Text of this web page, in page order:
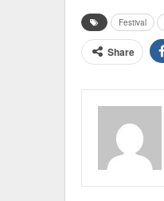
Festival
Share